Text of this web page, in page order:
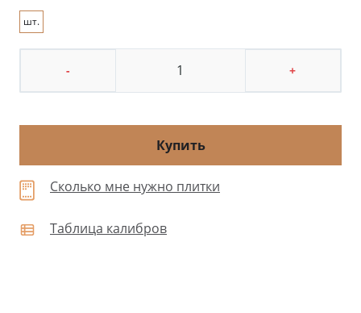
шт.
- +
Купить
Сколько мне нужно плитки
Таблица калибров